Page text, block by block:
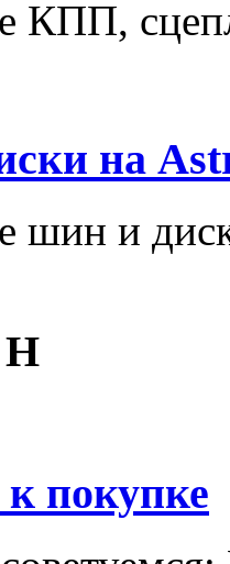
КПП,
на
шин и
покупке